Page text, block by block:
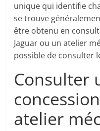
unique qui identifie
se trouve
être obtenu en
Jaguar ou un atelier
possible de consulter
Consulter
atelier